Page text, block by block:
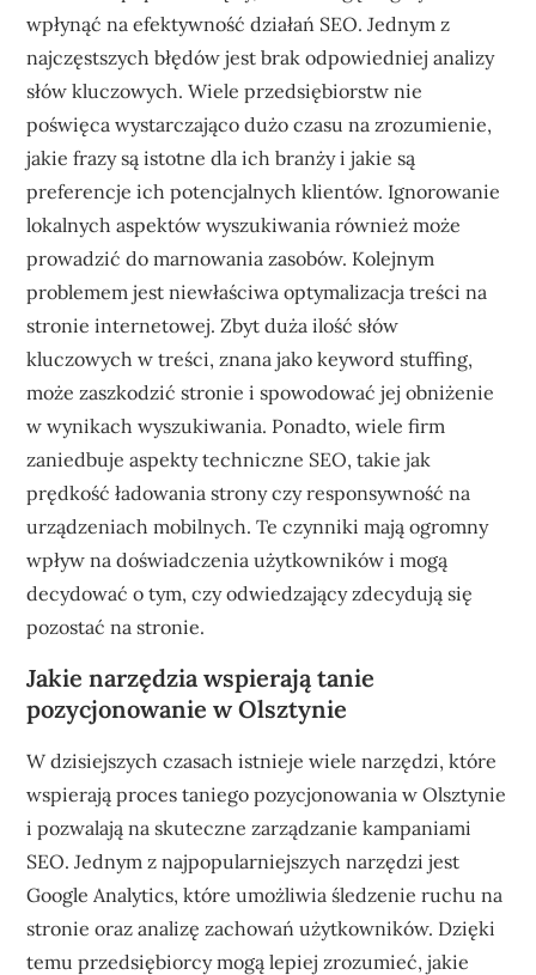
wpłynąć na efektywność działań SEO. Jednym z
najczęstszych błędów jest brak odpowiedniej analizy
słów kluczowych. Wiele przedsiębiorstw nie
poświęca wystarczająco dużo czasu na zrozumienie,
jakie frazy są istotne dla ich branży i jakie są
preferencje ich potencjalnych klientów. Ignorowanie
lokalnych aspektów wyszukiwania również może
prowadzić do marnowania zasobów. Kolejnym
problemem jest niewłaściwa optymalizacja treści na
stronie internetowej. Zbyt duża ilość słów
kluczowych w treści, znana jako keyword stuffing,
może zaszkodzić stronie i spowodować jej obniżenie
w wynikach wyszukiwania. Ponadto, wiele firm
zaniedbuje aspekty techniczne SEO, takie jak
prędkość ładowania strony czy responsywność na
urządzeniach mobilnych. Te czynniki mają ogromny
wpływ na doświadczenia użytkowników i mogą
decydować o tym, czy odwiedzający zdecydują się
pozostać na stronie.
Jakie narzędzia wspierają tanie
pozycjonowanie w Olsztynie
W dzisiejszych czasach istnieje wiele narzędzi, które
wspierają proces taniego pozycjonowania w Olsztynie
i pozwalają na skuteczne zarządzanie kampaniami
SEO. Jednym z najpopularniejszych narzędzi jest
Google Analytics, które umożliwia śledzenie ruchu na
stronie oraz analizę zachowań użytkowników. Dzięki
temu przedsiębiorcy mogą lepiej zrozumieć, jakie